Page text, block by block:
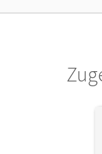
Privatpersonen,